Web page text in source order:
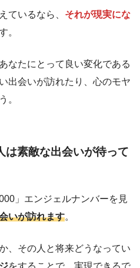
ているなら、 それが現実にな
。
なたにとって良い変化である
出会いが訪れたり、心のモヤ
。
は素敵な出会いが待って
」エンジェルナンバーを見
いが訪れます。
、その人と将来どうなってい
をすることで、実現できるで